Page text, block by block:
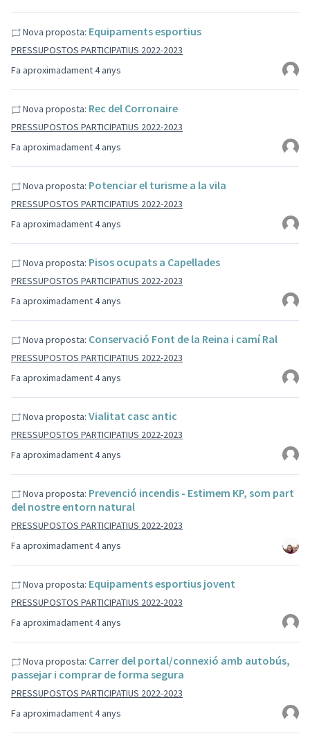
Fa aproximadament 4 anys
Nova proposta: Equipaments esportius
PRESSUPOSTOS PARTICIPATIUS 2022-2023
Fa aproximadament 4 anys
Nova proposta: Rec del Corronaire
PRESSUPOSTOS PARTICIPATIUS 2022-2023
Fa aproximadament 4 anys
Nova proposta: Potenciar el turisme a la vila
PRESSUPOSTOS PARTICIPATIUS 2022-2023
Fa aproximadament 4 anys
Nova proposta: Pisos ocupats a Capellades
PRESSUPOSTOS PARTICIPATIUS 2022-2023
Fa aproximadament 4 anys
Nova proposta: Conservació Font de la Reina i camí Ral
PRESSUPOSTOS PARTICIPATIUS 2022-2023
Fa aproximadament 4 anys
Nova proposta: Vialitat casc antic
PRESSUPOSTOS PARTICIPATIUS 2022-2023
Fa aproximadament 4 anys
Nova proposta: Prevenció incendis - Estimem KP, som part
del nostre entorn natural
PRESSUPOSTOS PARTICIPATIUS 2022-2023
Fa aproximadament 4 anys
Nova proposta: Equipaments esportius jovent
PRESSUPOSTOS PARTICIPATIUS 2022-2023
Fa aproximadament 4 anys
Nova proposta: Carrer del portal/connexió amb autobús,
passejar i comprar de forma segura
PRESSUPOSTOS PARTICIPATIUS 2022-2023